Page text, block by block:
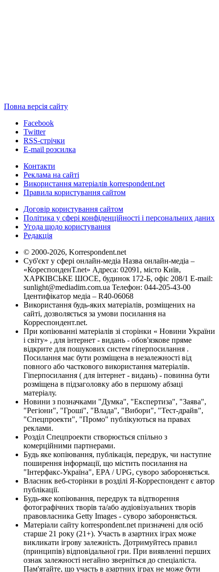
Повна версія сайту
Facebook
Twitter
RSS-стрічки
E-mail розсилка
Контакти
Реклама на сайті
Використання матеріалів korrespondent.net
Правила користування сайтом
Договір користування сайтом
Політика у сфері конфіденційності і персональних даних
Угода щодо користування
Редакція
© 2000-2026, Korrespondent.net
Суб'єкт у сфері онлайн-медіа Назва онлайн-медіа –
«КореспонденТ.net» Адреса: 02091, місто Київ,
ХАРКІВСЬКЕ ШОСЕ, будинок 172-Б, офіс 208/1 E-mail:
sunlight@mediadim.com.ua Телефон: 044-205-43-00
Ідентифікатор медіа – R40-06068
Використання будь-яких матеріалів, розміщених на
сайті, дозволяється за умови посилання на
Корреспондент.net.
При копіюванні матеріалів зі сторінки « Новини України
і світу» , для інтернет - видань - обов'язкове пряме
відкрите для пошукових систем гіперпосилання .
Посилання має бути розміщена в незалежності від
повного або часткового використання матеріалів.
Гіперпосилання ( для інтернет - видань) - повинна бути
розміщена в підзаголовку або в першому абзаці
матеріалу.
Новини з позначками "Думка", "Експертиза", "Заява",
"Регіони", "Гроші", "Влада", "Вибори", "Тест-драйв",
"Спецпроекти", "Промо" публікуються на правах
реклами.
Розділ Спецпроекти створюється спільно з
комерційними партнерами.
Будь яке копіювання, публікація, передрук, чи наступне
поширення інформації, що містить посилання на
"Інтерфакс-Україна", EPA / UPG, суворо забороняється.
Власник веб-сторінки в розділі Я-Корреспондент є автор
публікації.
Будь-яке копіювання, передрук та відтворення
фотографічних творів та/або аудіовізуальних творів
правовласника Getty Images - суворо забороняється.
Матеріали сайту korrespondent.net призначені для осіб
старше 21 року (21+). Участь в азартних іграх може
викликати ігрову залежність. Дотримуйтесь правил
(принципів) відповідальної гри. При виявленні перших
ознак залежності негайно зверніться до спеціаліста.
Пам'ятайте, що участь в азартних іграх не може бути